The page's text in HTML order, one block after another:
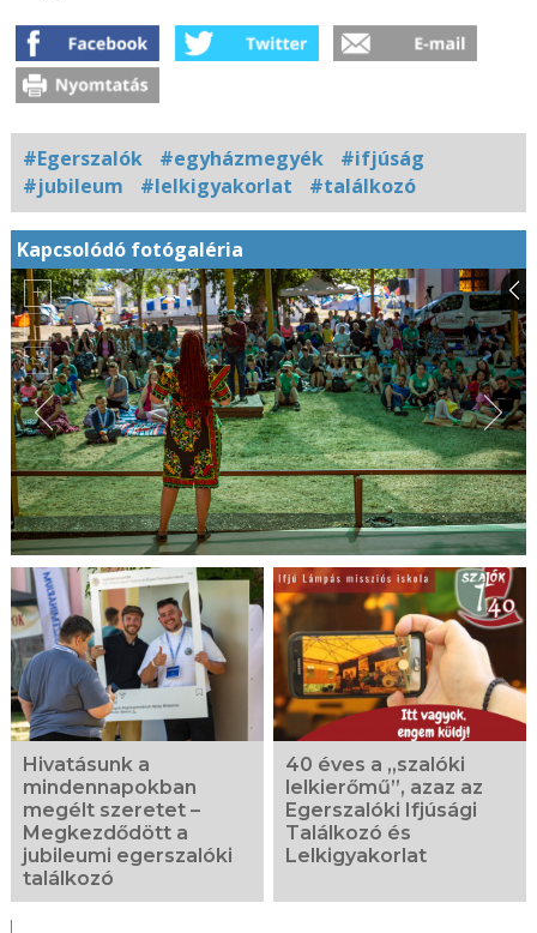
#Egerszalók #egyházmegyék
#ifjúság
#jubileum
#lelkigyakorlat #találkozó
Kapcsolódó fotógaléria
Hivatásunk a
mindennapokban
megélt szeretet –
Megkezdődött a
jubileumi egerszalóki
találkozó
40 éves a „szalóki
lelkierőmű”, azaz az
Egerszalóki Ifjúsági
Találkozó és
Lelkigyakorlat